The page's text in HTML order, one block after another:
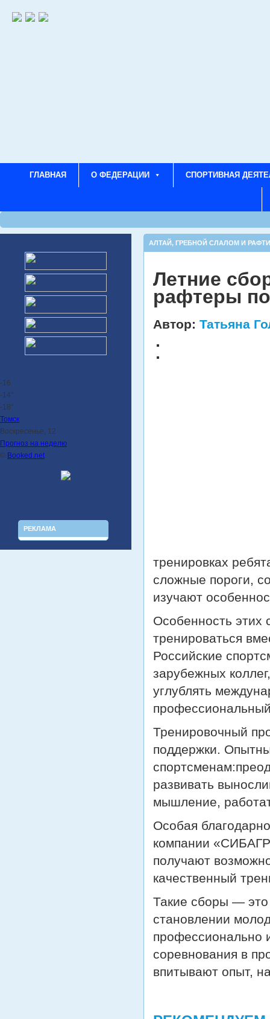
ГЛАВНАЯ О ФЕДЕРАЦИИ СПОРТИВНАЯ
-16
-14°
-18°
Томск
Воскресенье, 12
Прогноз на неделю
© Booked.net
РЕКЛАМА
АЛТАЙ, ГРЕБНОЙ СЛАЛОМ И
Летние
рафтеры
Автор: Татьяна
тренировках
сложные пороги,
изучают
Особенность этих
тренироваться
Российские
зарубежных
углублять
Тренировочный
поддержки.
развивать
мышление,
Особая
компании
получают
качественный
Такие сборы — это
становлении
профессионально
соревнования в
впитывают опыт,